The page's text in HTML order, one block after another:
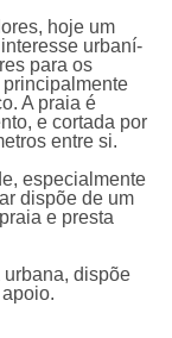
hoje um
urbaní­
para os
A praia é
e cortada por
entre si.
especialmente
dispõe de um
e presta
dispõe